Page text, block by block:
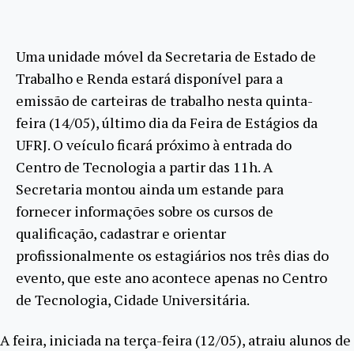
Uma unidade móvel da Secretaria de Estado de
Trabalho e Renda estará disponível para a
emissão de carteiras de trabalho nesta quinta-
feira (14/05), último dia da Feira de Estágios da
UFRJ. O veículo ficará próximo à entrada do
Centro de Tecnologia a partir das 11h. A
Secretaria montou ainda um estande para
fornecer informações sobre os cursos de
qualificação, cadastrar e orientar
profissionalmente os estagiários nos três dias do
evento, que este ano acontece apenas no Centro
de Tecnologia, Cidade Universitária.
A feira, iniciada na terça-feira (12/05), atraiu alunos de